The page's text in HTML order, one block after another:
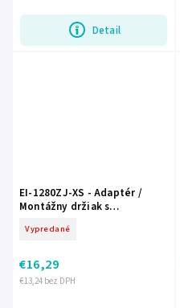
Detail
EI-1280ZJ-XS - Adaptér /
Montážny držiak s
Vypredané
€13,24 bez DPH
€16,29